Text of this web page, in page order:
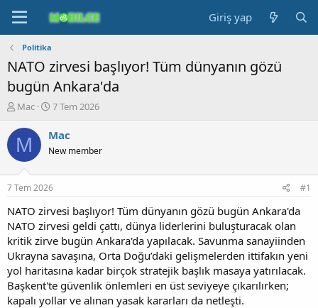
Giriş yap
Politika
NATO zirvesi başlıyor! Tüm dünyanın gözü
bugün Ankara'da
K
n
b
u
u
b
a
ş
a
t
a
n
Mac
B
ş
a
g
ı
ç
a
r
i
h
i
7 Tem 2026
M Mac
New member
7 Tem 2026 #1
NATO zirvesi başlıyor! Tüm dünyanın gözü bugün Ankara'da
NATO zirvesi geldi çattı, dünya liderlerini buluşturacak olan
kritik zirve bugün Ankara'da yapılacak. Savunma sanayiinden
Ukrayna savaşına, Orta Doğu’daki gelişmelerden ittifakın yeni
yol haritasına kadar birçok stratejik başlık masaya yatırılacak.
Başkent'te güvenlik önlemleri en üst seviyeye çıkarılırken;
kapalı yollar ve alınan yasak kararları da netleşti.